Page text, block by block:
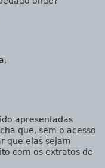
apresentadas
que, sem o acesso
que elas sejam
com os extratos de